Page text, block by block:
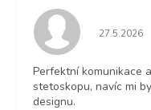
27.5.2026
Perfektní komunikace
stetoskopu, navíc mi
designu.